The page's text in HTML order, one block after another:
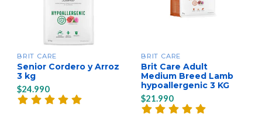
BRIT CARE
Senior Cordero y Arroz
3 kg
$24.990
BRIT CARE
Brit Care Adult
Medium Breed Lamb
hypoallergenic 3 KG
$21.990